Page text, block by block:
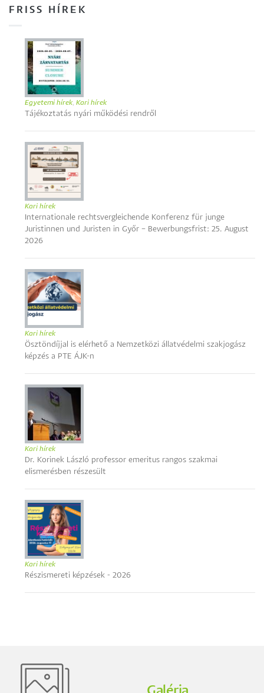
FRISS HÍREK
Egyetemi hírek, Kari hírek
Tájékoztatás nyári működési rendről
Kari hírek
Internationale rechtsvergleichende Konferenz für junge
Juristinnen und Juristen in Győr – Bewerbungsfrist: 25. August
2026
Kari hírek
Ösztöndíjjal is elérhető a Nemzetközi állatvédelmi szakjogász
képzés a PTE ÁJK-n
Kari hírek
Dr. Korinek László professor emeritus rangos szakmai
elismerésben részesült
Kari hírek
Részismereti képzések - 2026